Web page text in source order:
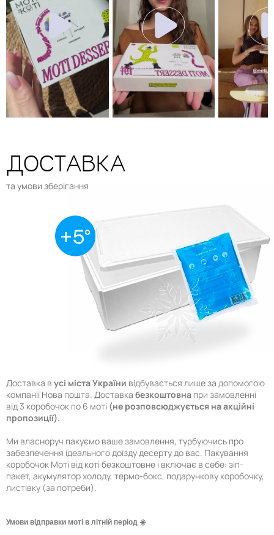
ДОСТАВКА
та умови зберігання
Доставка в усі міста України відбувається лише за допомогою
компанії Нова пошта. Доставка безкоштовна при замовленні
від 3 коробочок по 6 моті (не розповсюджується на акційні
пропозиції).
Ми власноруч пакуємо ваше замовлення, турбуючись про
забезпечення ідеального доїзду десерту до вас. Пакування
коробочок Моті від коті безкоштовне і включає в себе: зіп-
пакет, акумулятор холоду, термо-бокс, подарункову коробочку,
листівку (за потреби).
Умови відправки моті в літній період ☀️